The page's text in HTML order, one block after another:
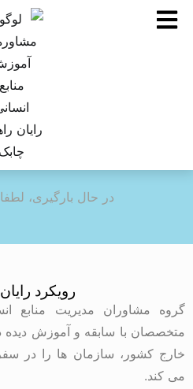
در حال بارگیری،
رویکرد
گروه مشاوران مدیریت منابع
متخصصان با سابقه و آموزش
خارج کشور، سازمان ها را در سفر
می کند.